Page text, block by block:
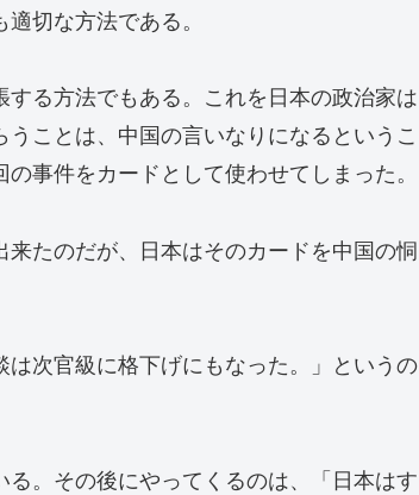
切な方法である。
る方法でもある。これを日本の政治家は
ことは、中国の言いなりになるというこ
事件をカードとして使わせてしまった。
たのだが、日本はそのカードを中国の恫
次官級に格下げにもなった。」というの
。その後にやってくるのは、「日本はす